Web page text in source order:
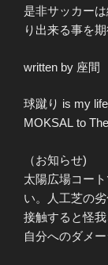
是非サッカー
り出来る事を
written by
球蹴り is my
MOKSAL to
（お知らせ)
太陽広場コー
い。人工芝の
接触すると怪
自分へのダメー